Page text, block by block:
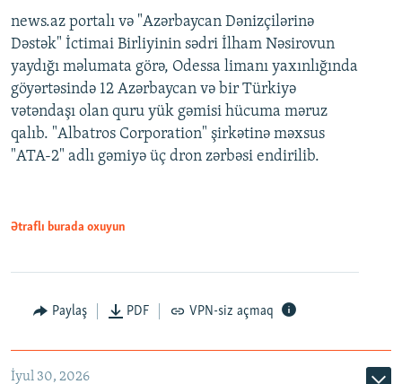
news.az portalı və "Azərbaycan Dənizçilərinə
Dəstək" İctimai Birliyinin sədri İlham Nəsirovun
yaydığı məlumata görə, Odessa limanı yaxınlığında
göyərtəsində 12 Azərbaycan və bir Türkiyə
vətəndaşı olan quru yük gəmisi hücuma məruz
qalıb. "Albatros Corporation" şirkətinə məxsus
"ATA-2" adlı gəmiyə üç dron zərbəsi endirilib.
Ətraflı burada oxuyun
Paylaş PDF VPN-siz açmaq
İyul 30, 2026